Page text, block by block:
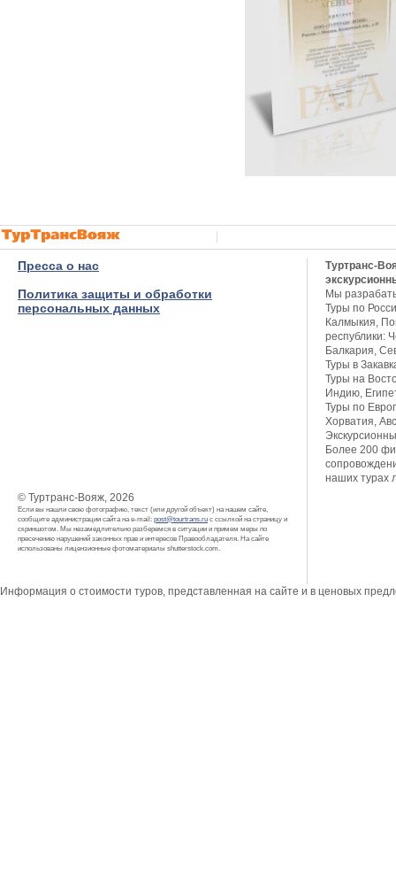
Пресса о нас
Политика защиты и обработки
персональных данных
© Туртранс-Вояж, 2026
Если вы нашли свою фотографию, текст (или другой объект) на нашем сайте,
сообщите администрации сайта на e-mail: post@tourtrans.ru с ссылкой на страницу и
скриншотом. Мы незамедлительно разберемся в ситуации и примем меры по
пресечению нарушений законных прав и интересов Правообладателя. На сайте
использованы лицензионные фотоматериалы shutterstock.com.
Туртранс-
Мы
Туры по
Калмыкия,
республики:
Балкария,
Туры в
Туры на
Индию,
Туры по
Хорватия,
Более 200
наших турах
Информация о стоимости туров, представленная на сайте и в ценовых